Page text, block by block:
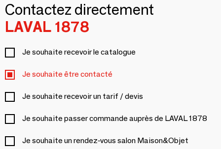
Contactez directement
LAVAL 1878
Je souhaite recevoir le catalogue
Je souhaite être contacté
Je souhaite recevoir un tarif / devis
Je souhaite passer commande auprès de LAVAL 1878
Je souhaite un rendez-vous salon Maison&Objet